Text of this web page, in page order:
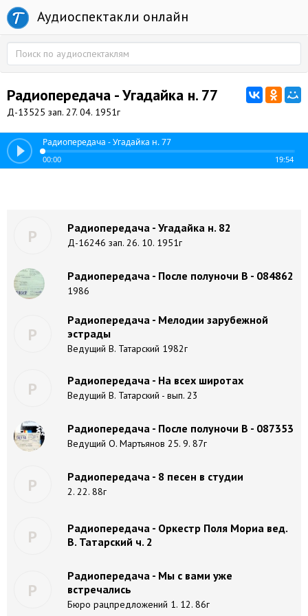
Аудиоспектакли онлайн
Радиопередача - Угадайка н. 77
Д-13525 зап. 27. 04. 1951г
Радиопередача - Угадайка н. 77
00:00 19:54
Р Радиопередача - Угадайка н. 82
Д-16246 зап. 26. 10. 1951г
Радиопередача - После полуночи В - 084862
1986
Р
Радиопередача - Мелодии зарубежной
эстрады
Ведущий В. Татарский 1982г
Р Радиопередача - На всех широтах
Ведущий В. Татарский - вып. 23
Радиопередача - После полуночи В - 087353
Ведущий О. Мартьянов 25. 9. 87г
Р Радиопередача - 8 песен в студии
2. 22. 88г
Р
Радиопередача - Оркестр Поля Мориа вед.
В. Татарский ч. 2
Р
Радиопередача - Мы с вами уже
встречались
Бюро рацпредложений 1. 12. 86г